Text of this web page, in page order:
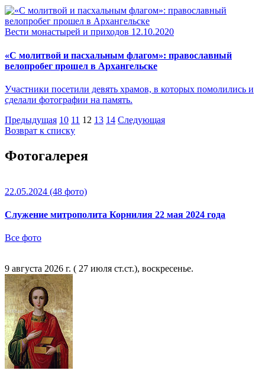
Вести монастырей и приходов 12.10.2020
«С молитвой и пасхальным флагом»: православный
велопробег прошел в Архангельске
Участники посетили девять храмов, в которых помолились и
сделали фотографии на память.
Предыдущая 10 11 12 13 14 Следующая
Возврат к списку
Фотогалерея
22.05.2024 (48 фото)
Служение митрополита Корнилия 22 мая 2024 года
Все фото
9 августа 2026 г. ( 27 июля ст.ст.), воскресенье.